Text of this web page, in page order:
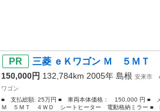
三菱 ｅＫワゴン Ｍ ５ＭＴ
150,000円 132,784km 2005年 島根 安来市
ワゴン
■ 支払総額: 25万円 ■ 車両本体価格： 150,000 円 ■
Ｍ ５ＭＴ ４ＷＤ シートヒーター 電動格納ミラー ■